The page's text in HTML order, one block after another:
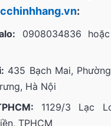
:
0908034836
435 Bạch Mai,
Hà Nội
1129/3 Lạc
TPHCM